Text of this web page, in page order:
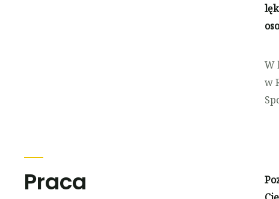
W
w
Praca